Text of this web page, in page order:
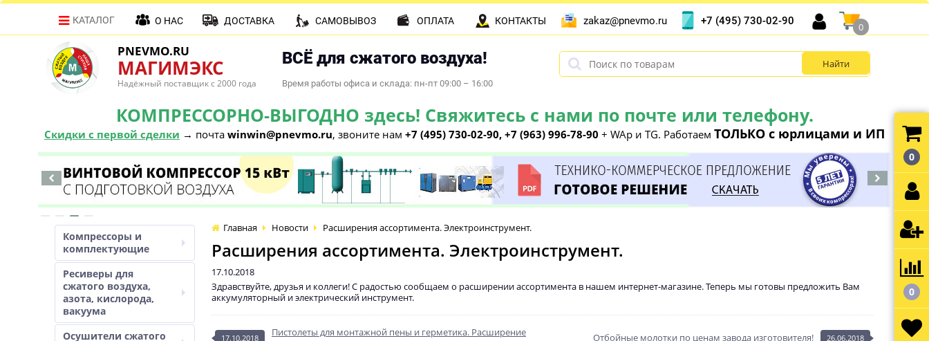
PNEVMO.RU
МАГИМЭКС
Надёжный поставщик с 2000 года
ВСЁ для сжатого воздуха!
Время работы офиса и склада: пн-пт 09:00 – 16:00
КОМПРЕССОРНО-ВЫГОДНО здесь! Свяжитесь с нами по почте или телефону.
Скидки с первой сделки → почта winwin@pnevmo.ru, звоните нам +7 (495) 730-02-90, +7 (963) 996-78-90 + WAp и TG. Работаем ТОЛЬКО с юрлицами и ИП
КАТАЛОГ О НАС ДОСТАВКА САМОВЫВОЗ ОПЛАТА КОНТАКТЫ zakaz@pnevmo.ru +7 (495) 730-02-90
0
Компрессоры и
комплектующие
Ресиверы для
сжатого воздуха,
азота, кислорода,
вакуума
Осушители сжатого
Главная Новости Расширения ассортимента. Электроинструмент.
Расширения ассортимента. Электроинструмент.
17.10.2018
Здравствуйте, друзья и коллеги! С радостью сообщаем о расширении ассортимента в нашем интернет-магазине. Теперь мы готовы предложить Вам
аккумуляторный и электрический инструмент.
17.10.2018
Пистолеты для монтажной пены и герметика. Расширение
Отбойные молотки по ценам завода изготовителя! 26.06.2018
0
0